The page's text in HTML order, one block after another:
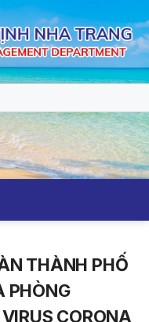
THÀNH PHỐ
PHÒNG
CORONA